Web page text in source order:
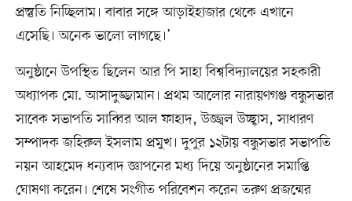
প্রস্তুতি নিচ্ছিলাম। বাবার সঙ্গে আড়াইহাজার থেকে এখানে
এসেছি। অনেক ভালো লাগছে।’
অনুষ্ঠানে উপস্থিত ছিলেন আর পি সাহা বিশ্ববিদ্যালয়ের সহকারী
অধ্যাপক মো. আসাদুজ্জামান। প্রথম আলোর নারায়ণগঞ্জ বন্ধুসভার
সাবেক সভাপতি সাব্বির আল ফাহাদ, উজ্জ্বল উচ্ছ্বাস, সাধারণ
সম্পাদক জহিরুল ইসলাম প্রমুখ। দুপুর ১২টায় বন্ধুসভার সভাপতি
নয়ন আহমেদ ধন্যবাদ জ্ঞাপনের মধ্য দিয়ে অনুষ্ঠানের সমাপ্তি
ঘোষণা করেন। শেষে সংগীত পরিবেশন করেন তরুণ প্রজন্মের